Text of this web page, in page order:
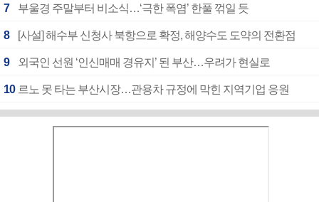
7 부울경 주말부터 비소식…‘극한 폭염’ 한풀 꺾일 듯
8 [사설] 해수부 신청사 북항으로 확정, 해양수도 도약의 전환점
9 외국인 선원 ‘인신매매 경유지’ 된 부산…우려가 현실로
10 르노 못 타는 부산시장…관용차 규정에 막힌 지역기업 응원